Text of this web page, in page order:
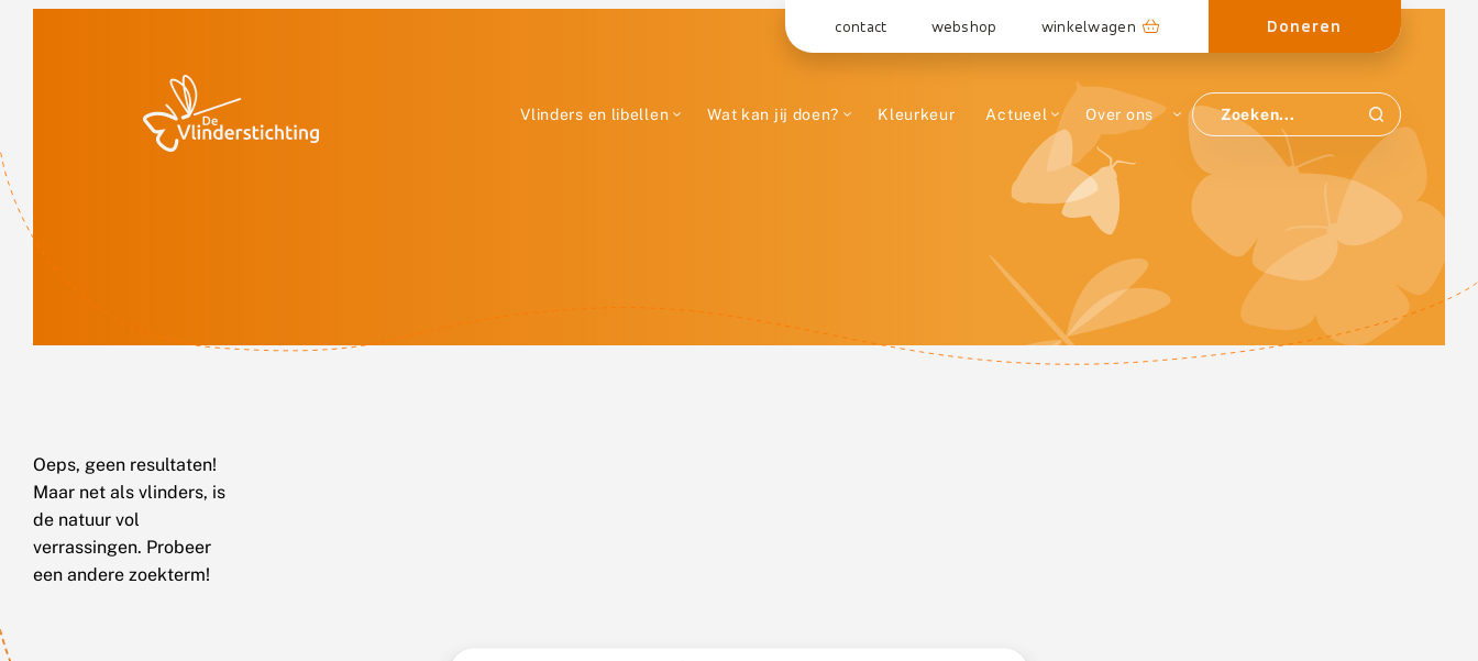
contact webshop winkelwagen Doneren
Vlinders en libellen Wat kan jij doen? Kleurkeur Actueel Over ons
Oeps, geen resultaten!
Maar net als vlinders, is
de natuur vol
verrassingen. Probeer
een andere zoekterm!